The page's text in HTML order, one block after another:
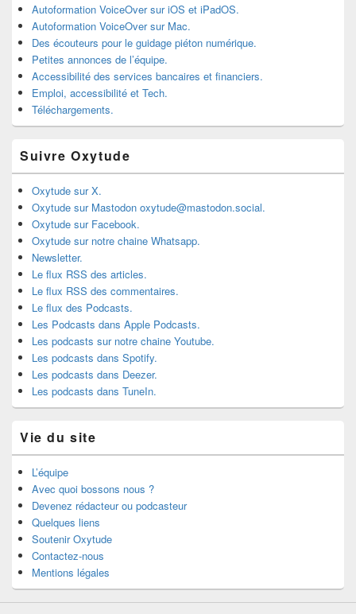
Autoformation VoiceOver sur iOS et iPadOS.
Autoformation VoiceOver sur Mac.
Des écouteurs pour le guidage piéton numérique.
Petites annonces de l’équipe.
Accessibilité des services bancaires et financiers.
Emploi, accessibilité et Tech.
Téléchargements.
Suivre Oxytude
Oxytude sur X.
Oxytude sur Mastodon oxytude@mastodon.social.
Oxytude sur Facebook.
Oxytude sur notre chaine Whatsapp.
Newsletter.
Le flux RSS des articles.
Le flux RSS des commentaires.
Le flux des Podcasts.
Les Podcasts dans Apple Podcasts.
Les podcasts sur notre chaine Youtube.
Les podcasts dans Spotify.
Les podcasts dans Deezer.
Les podcasts dans TuneIn.
Vie du site
L’équipe
Avec quoi bossons nous ?
Devenez rédacteur ou podcasteur
Quelques liens
Soutenir Oxytude
Contactez-nous
Mentions légales